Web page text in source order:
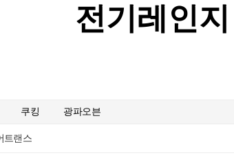
전기레인지
쿠킹 광파오븐
트랜스